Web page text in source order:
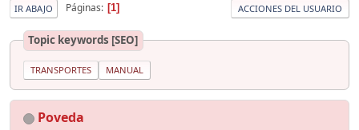
IR ABAJO Páginas 1 ACCIONES DEL USUARIO
Topic keywords [SEO]
TRANSPORTES MANUAL
Poveda